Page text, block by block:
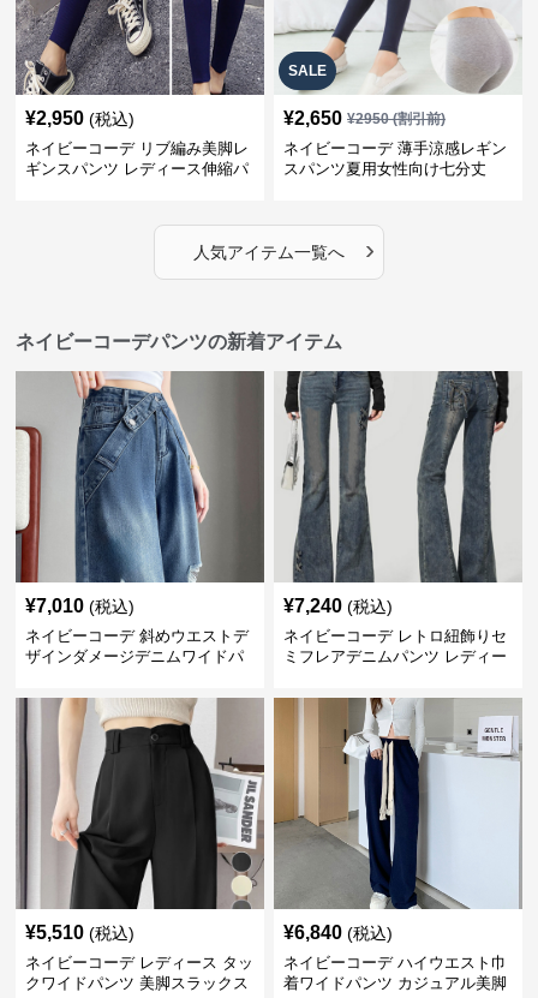
¥2,950 (税込)
ネイビーコーデ リブ編み美脚レ
ギンスパンツ レディース伸縮パ
SALE
¥2,650 ¥2950(割引前)
ネイビーコーデ 薄手涼感レギン
スパンツ夏用女性向け七分丈
人気アイテム一覧へ ›
ネイビーコーデパンツの新着アイテム
¥7,010 (税込)
ネイビーコーデ 斜めウエストデ
ザインダメージデニムワイドパ
¥7,240 (税込)
ネイビーコーデ レトロ紐飾りセ
ミフレアデニムパンツ レディー
¥5,510 (税込)
ネイビーコーデ レディース タッ
クワイドパンツ 美脚スラックス
¥6,840 (税込)
ネイビーコーデ ハイウエスト巾
着ワイドパンツ カジュアル美脚